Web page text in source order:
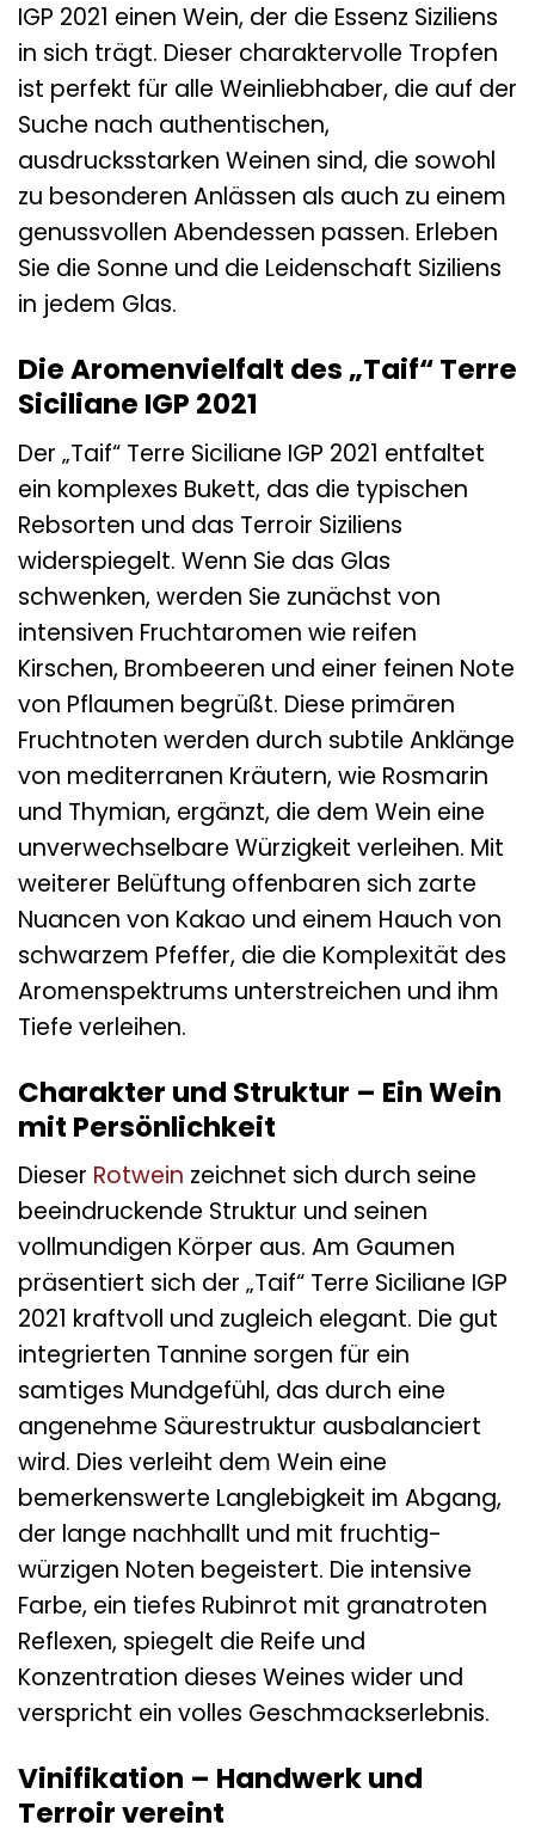
IGP 2021 einen Wein, der die Essenz Siziliens
in sich trägt. Dieser charaktervolle Tropfen
ist perfekt für alle Weinliebhaber, die auf der
Suche nach authentischen,
ausdrucksstarken Weinen sind, die sowohl
zu besonderen Anlässen als auch zu einem
genussvollen Abendessen passen. Erleben
Sie die Sonne und die Leidenschaft Siziliens
in jedem Glas.
Die Aromenvielfalt des „Taif“ Terre
Siciliane IGP 2021
Der „Taif“ Terre Siciliane IGP 2021 entfaltet
ein komplexes Bukett, das die typischen
Rebsorten und das Terroir Siziliens
widerspiegelt. Wenn Sie das Glas
schwenken, werden Sie zunächst von
intensiven Fruchtaromen wie reifen
Kirschen, Brombeeren und einer feinen Note
von Pflaumen begrüßt. Diese primären
Fruchtnoten werden durch subtile Anklänge
von mediterranen Kräutern, wie Rosmarin
und Thymian, ergänzt, die dem Wein eine
unverwechselbare Würzigkeit verleihen. Mit
weiterer Belüftung offenbaren sich zarte
Nuancen von Kakao und einem Hauch von
schwarzem Pfeffer, die die Komplexität des
Aromenspektrums unterstreichen und ihm
Tiefe verleihen.
Charakter und Struktur – Ein Wein
mit Persönlichkeit
Dieser Rotwein zeichnet sich durch seine
beeindruckende Struktur und seinen
vollmundigen Körper aus. Am Gaumen
präsentiert sich der „Taif“ Terre Siciliane IGP
2021 kraftvoll und zugleich elegant. Die gut
integrierten Tannine sorgen für ein
samtiges Mundgefühl, das durch eine
angenehme Säurestruktur ausbalanciert
wird. Dies verleiht dem Wein eine
bemerkenswerte Langlebigkeit im Abgang,
der lange nachhallt und mit fruchtig-
würzigen Noten begeistert. Die intensive
Farbe, ein tiefes Rubinrot mit granatroten
Reflexen, spiegelt die Reife und
Konzentration dieses Weines wider und
verspricht ein volles Geschmackserlebnis.
Vinifikation – Handwerk und
Terroir vereint